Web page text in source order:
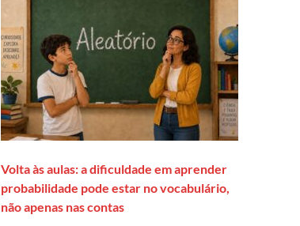
Volta às aulas: a dificuldade em aprender
probabilidade pode estar no vocabulário,
não apenas nas contas